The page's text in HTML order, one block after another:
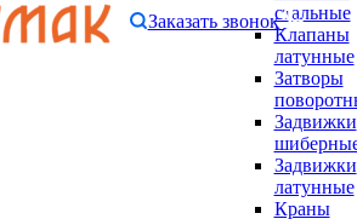
стальные
Клапаны
латунные
Затворы
Задвижки
Задвижки
латунные
Краны
Заказать звонок